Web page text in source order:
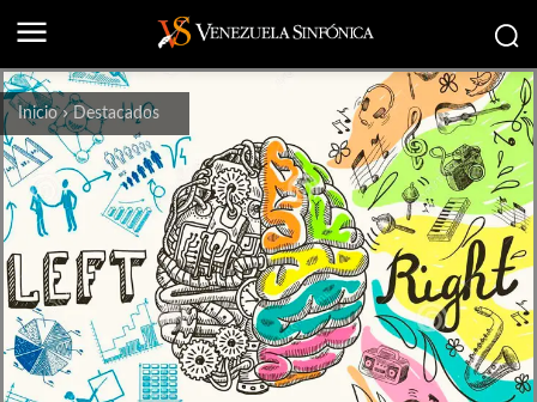
Inicio Destacados